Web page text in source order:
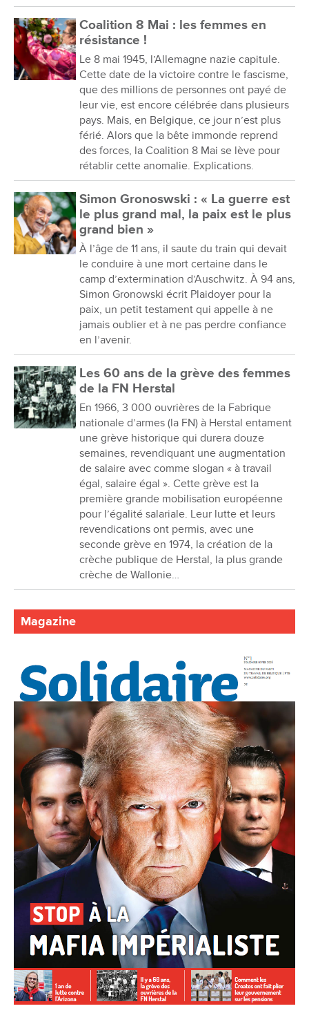
Coalition 8 Mai : les femmes en
résistance !
Le 8 mai 1945, l’Allemagne nazie capitule.
Cette date de la victoire contre le fascisme,
que des millions de personnes ont payé de
leur vie, est encore célébrée dans plusieurs
pays. Mais, en Belgique, ce jour n’est plus
férié. Alors que la bête immonde reprend
des forces, la Coalition 8 Mai se lève pour
rétablir cette anomalie. Explications.
Simon Gronoswski : « La guerre est
le plus grand mal, la paix est le plus
grand bien »
À l’âge de 11 ans, il saute du train qui devait
le conduire à une mort certaine dans le
camp d’extermination d’Auschwitz. À 94 ans,
Simon Gronowski écrit Plaidoyer pour la
paix, un petit testament qui appelle à ne
jamais oublier et à ne pas perdre confiance
en l’avenir.
Les 60 ans de la grève des femmes
de la FN Herstal
En 1966, 3 000 ouvrières de la Fabrique
nationale d’armes (la FN) à Herstal entament
une grève historique qui durera douze
semaines, revendiquant une augmentation
de salaire avec comme slogan « à travail
égal, salaire égal ». Cette grève est la
première grande mobilisation européenne
pour l’égalité salariale. Leur lutte et leurs
revendications ont permis, avec une
seconde grève en 1974, la création de la
crèche publique de Herstal, la plus grande
crèche de Wallonie…
Magazine